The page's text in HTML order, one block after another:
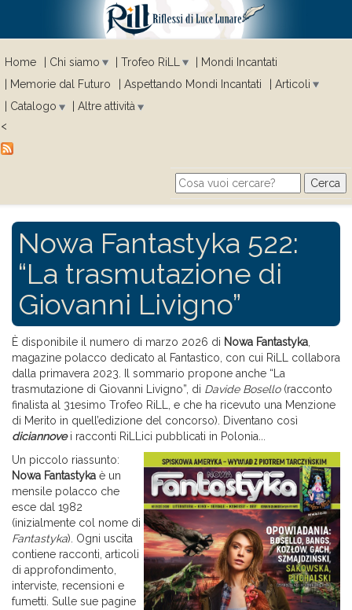
Home Chi siamo Trofeo RiLL
Mondi Incantati
Memorie dal Futuro
Aspettando Mondi Incantati
Articoli
Catalogo
Altre attività
<
Search form
Cerca
Nowa Fantastyka 522:
“La trasmutazione di
Giovanni Livigno”
È disponibile il numero di marzo 2026 di Nowa Fantastyka
magazine polacco dedicato al Fantastico, con cui RiLL collabora
dalla primavera 2023. Il sommario propone anche “La
trasmutazione di Giovanni Livigno”, di Davide Bosello(racconto
finalista al 31esimo Trofeo RiLL, e che ha ricevuto una Menzione
di Merito in quell’edizione del concorso). Diventano così
diciannovei racconti RiLLici pubblicati in Polonia..
Un piccolo riassunto:
Nowa Fantastyka è un
mensile polacco che
esce dal 1982
(inizialmente col nome di
Fantastyka). Ogni uscita
contiene racconti, articoli
di approfondimento,
interviste, recensioni e
fumetti. Sulle sue pagine